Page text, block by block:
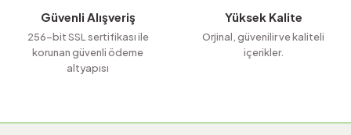
Güvenli Alışveriş
256-bit SSL sertifikası ile
korunan güvenli ödeme
altyapısı
Yüksek Kalite
Orjinal, güvenilir ve kaliteli
içerikler.